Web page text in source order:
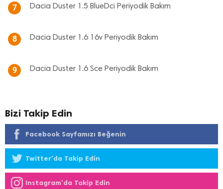
7 Dacia Duster 1.5 BlueDci Periyodik Bakım
8 Dacia Duster 1.6 16v Periyodik Bakım
9 Dacia Duster 1.6 Sce Periyodik Bakım
Bizi Takip Edin
Facebook Sayfamızı Beğenin
Twitter'da Takip Edin
Instagram'da Takip Edin